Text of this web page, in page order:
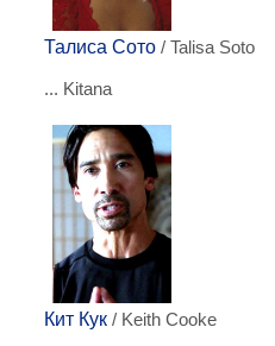
Талиса Сото / Talisa Soto
... Kitana
Кит Кук / Keith Cooke